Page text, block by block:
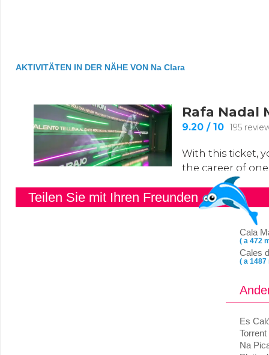
AKTIVITÄTEN IN DER NÄHE VON Na Clara
Teilen Sie mit Ihren Freunden
Cala
( a 472
Cales
( a 1487
Es
Na